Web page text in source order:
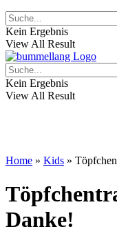
Kein Ergebnis
View All Result
Kein Ergebnis
View All Result
Home » Kids »
Danke!